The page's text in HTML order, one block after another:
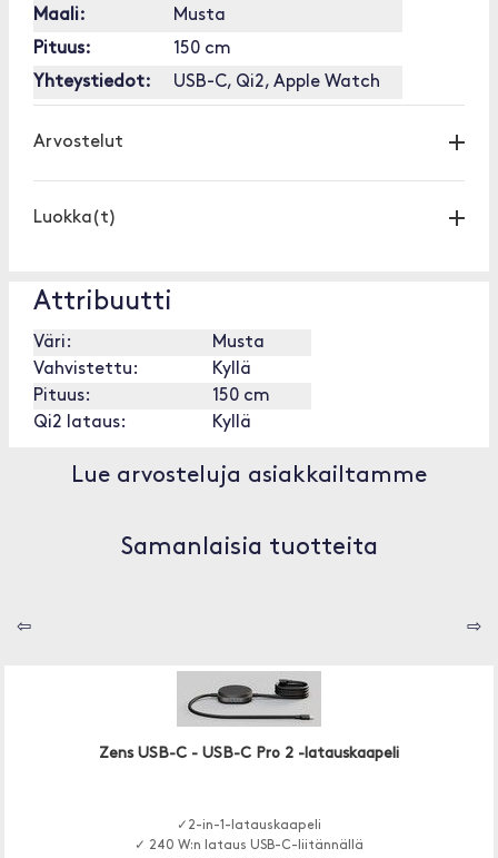
Maali:
Musta
Pituus:
150 cm
Yhteystiedot:
USB-C, Qi2, Apple Watch
Arvostelut
Luokka(t)
Attribuutti
Väri:
Musta
Vahvistettu:
Kyllä
Pituus:
150 cm
Qi2 lataus:
Kyllä
Lue arvosteluja asiakkailtamme
Samanlaisia tuotteita
⇦ ⇨
Zens USB-C - USB-C Pro 2 -latauskaapeli
✓2-in-1-latauskaapeli
✓ 240 W:n lataus USB-C-liitännällä